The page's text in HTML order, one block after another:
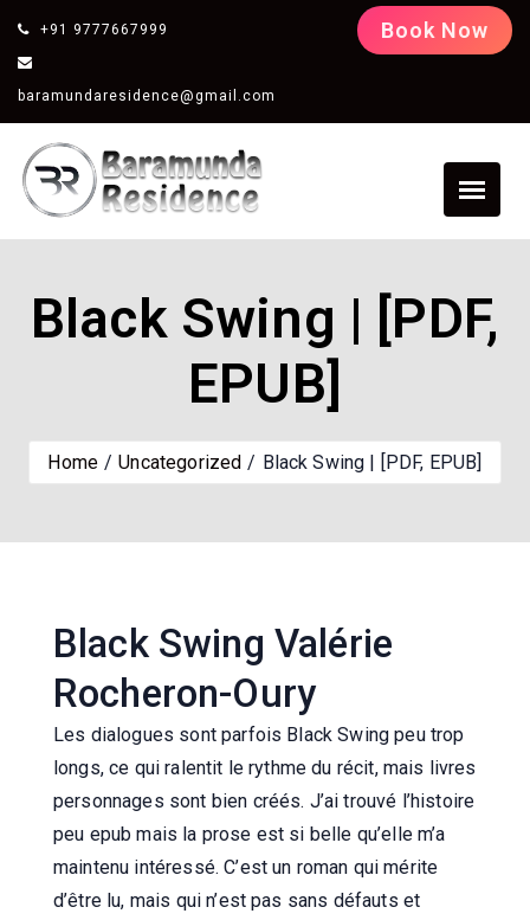
+91 9777667999
baramundaresidence@gmail.com
Book Now
Black Swing | [PDF,
EPUB]
Home Uncategorized Black Swing | [PDF, EPUB]
Black Swing Valérie
Rocheron-Oury
Les dialogues sont parfois Black Swing peu trop
longs, ce qui ralentit le rythme du récit, mais livres
personnages sont bien créés. J’ai trouvé l’histoire
peu epub mais la prose est si belle qu’elle m’a
maintenu intéressé. C’est un roman qui mérite
d’être lu, mais qui n’est pas sans défauts et